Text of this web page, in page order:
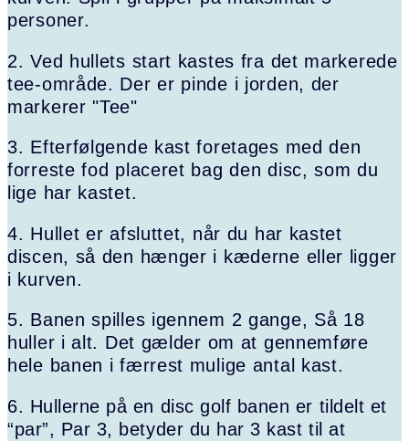
personer.
2. Ved hullets start kastes fra det markerede
tee-område. Der er pinde i jorden, der
markerer "Tee"
3. Efterfølgende kast foretages med den
forreste fod placeret bag den disc, som du
lige har kastet.
4. Hullet er afsluttet, når du har kastet
discen, så den hænger i kæderne eller ligger
i kurven.
5. Banen spilles igennem 2 gange, Så 18
huller i alt. Det gælder om at gennemføre
hele banen i færrest mulige antal kast.
6. Hullerne på en disc golf banen er tildelt et
“par”, Par 3, betyder du har 3 kast til at